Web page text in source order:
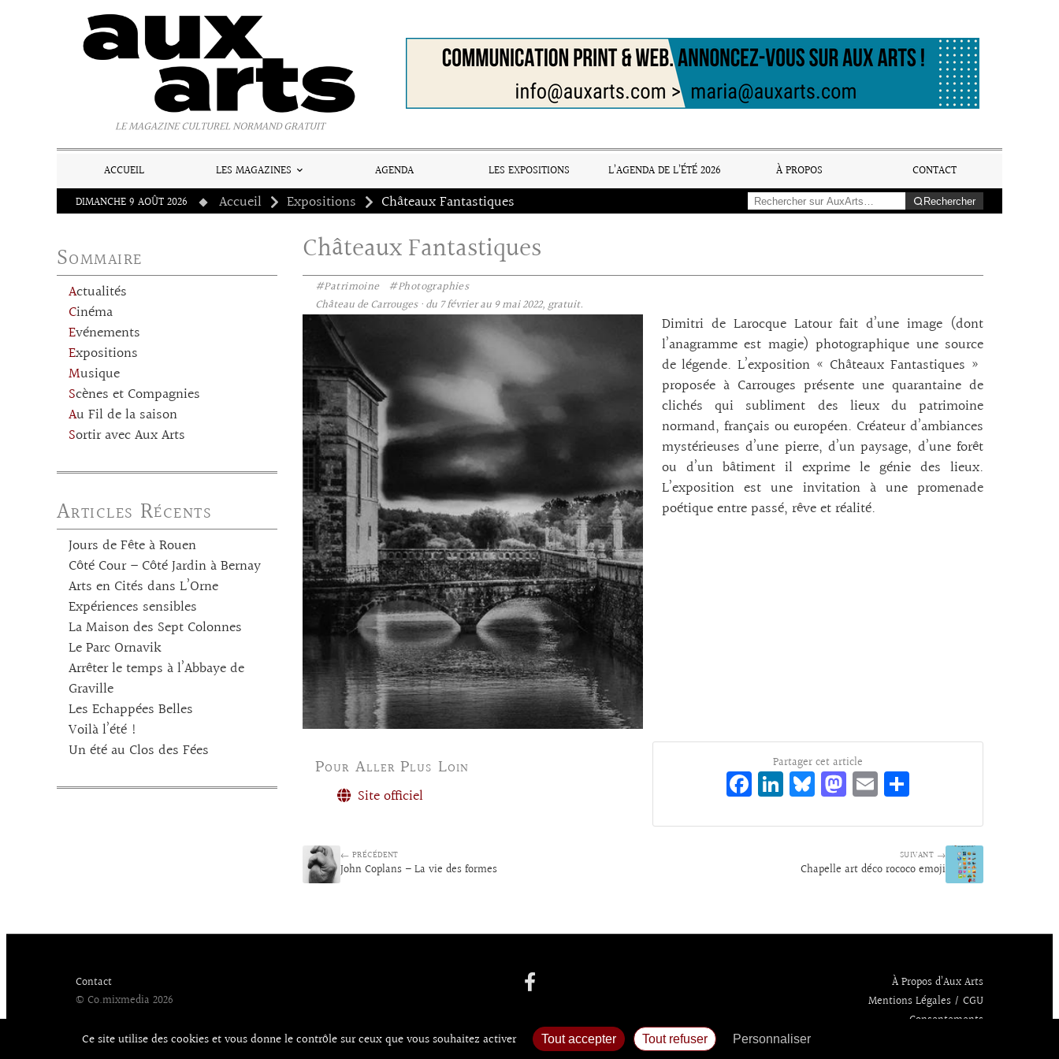
LE MAGAZINE CULTUREL NORMAND GRATUIT
ACCUEIL LES MAGAZINES AGENDA LES EXPOSITIONS L’AGENDA DE L’ÉTÉ 2026 À PROPOS
CONTACT
DIMANCHE 9 AOÛT 2026
Accueil Expositions Châteaux Fantastiques Rechercher
Sommaire
Actualités
Cinéma
Evénements
Expositions
Musique
Scènes et Compagnies
Au Fil de la saison
Sortir avec Aux Arts
Articles Récents
Jours de Fête à Rouen
Côté Cour – Côté Jardin à Bernay
Arts en Cités dans L’Orne
Expériences sensibles
La Maison des Sept Colonnes
Le Parc Ornavik
Arrêter le temps à l’Abbaye de
Graville
Les Echappées Belles
Voilà l’été !
Un été au Clos des Fées
Châteaux Fantastiques
#Patrimoine
#Photographies
Château de Carrouges · du 7 février au 9 mai 2022, gratuit.
Dimitri de Larocque Latour fait d’une image (dont
l’anagramme est magie) photographique une source
de légende. L’exposition « Châteaux Fantastiques »
proposée à Carrouges présente une quarantaine de
clichés qui subliment des lieux du patrimoine
normand, français ou européen. Créateur d’ambiances
mystérieuses d’une pierre, d’un paysage, d’une forêt
ou d’un bâtiment il exprime le génie des lieux.
L’exposition est une invitation à une promenade
poétique entre passé, rêve et réalité.
Pour Aller Plus Loin
Site officiel
Partager cet article
Fa
ce
bo
Li
n
ke
dI
n
Bl
ue
sk
y
M
as
to
d
o
E
m
ai
l
ag
er
← PRÉCÉDENT
John Coplans – La vie des formes
SUIVANT →
Chapelle art déco rococo emoji
Contact
© Co.mixmedia 2026
À Propos d’Aux Arts
Mentions Légales / CGU
Consentements
Panneau de gestion des cookies
Ce site utilise des cookies et vous donne le contrôle sur ceux que vous souhaitez activer Tout accepter Tout refuser Personnaliser